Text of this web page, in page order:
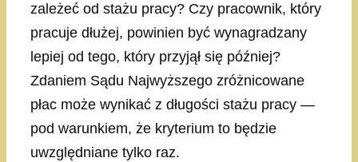
zależeć od stażu pracy? Czy pracownik, który
pracuje dłużej, powinien być wynagradzany
lepiej od tego, który przyjął się później?
Zdaniem Sądu Najwyższego zróżnicowane
płac może wynikać z długości stażu pracy —
pod warunkiem, że kryterium to będzie
uwzględniane tylko raz.